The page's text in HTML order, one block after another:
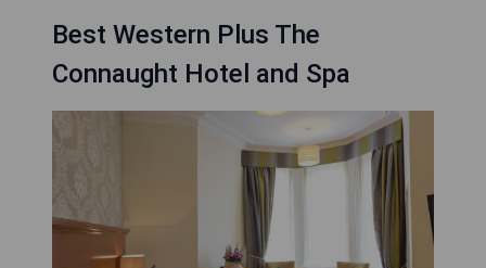
Best Western Plus The
Connaught Hotel and Spa